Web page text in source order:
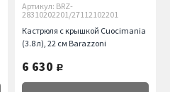
Артикул: BRZ-
28310202201/27112102201
Кастрюля с крышкой Cuocimania
(3.8 л), 22 см Barazzoni
6 630 руб.